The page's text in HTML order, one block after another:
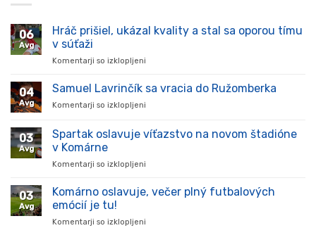
06
Avg
Hráč prišiel, ukázal kvality a stal sa oporou tímu
v súťaži
Komentarji so izklopljeni
prišiel,
stal
súťaži
04
Avg
Samuel Lavrinčík sa vracia do Ružomberka
Komentarji so izklopljeni
Lavrinčík
sa
03
Avg
Spartak oslavuje víťazstvo na novom štadióne
v Komárne
Komentarji so izklopljeni
oslavuje
03
Avg
Komárno oslavuje, večer plný futbalových
emócií je tu!
Komentarji so izklopljeni